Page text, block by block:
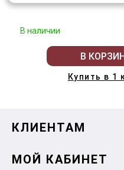
В наличии
В
Купить в 1
КЛИЕНТАМ
МОЙ КАБИНЕТ